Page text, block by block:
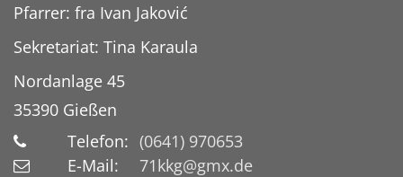
Pfarrer: fra Ivan Jaković
Sekretariat: Tina Karaula
Nordanlage 45
35390 Gießen
Telefon: (0641) 970653
E-Mail:
71kkg@gmx.de